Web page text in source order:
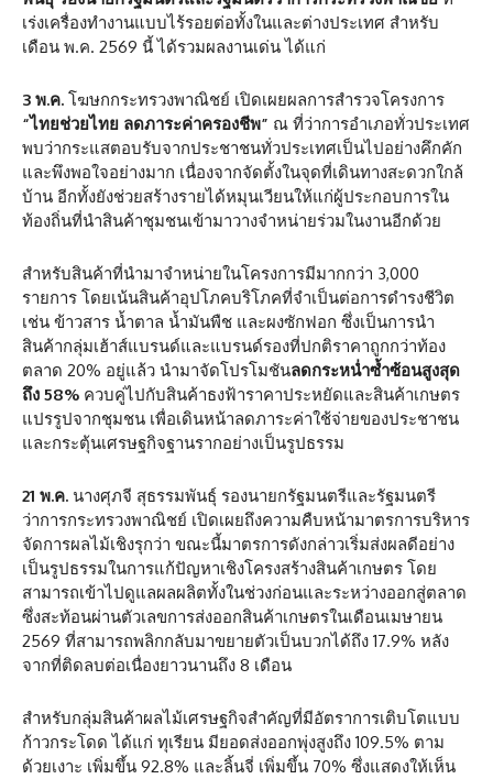
เร่งเครื่องทำงานแบบไร้รอยต่อทั้งในและต่างประเทศ สำหรับ
เดือน พ.ค. 2569 นี้ ได้รวมผลงานเด่น ได้แก่
3 พ.ค. โฆษกกระทรวงพาณิชย์ เปิดเผยผลการสำรวจโครงการ
“ไทยช่วยไทย ลดภาระค่าครองชีพ” ณ ที่ว่าการอำเภอทั่วประเทศ
พบว่ากระแสตอบรับจากประชาชนทั่วประเทศเป็นไปอย่างคึกคัก
และพึงพอใจอย่างมาก เนื่องจากจัดตั้งในจุดที่เดินทางสะดวกใกล้
บ้าน อีกทั้งยังช่วยสร้างรายได้หมุนเวียนให้แก่ผู้ประกอบการใน
ท้องถิ่นที่นำสินค้าชุมชนเข้ามาวางจำหน่ายร่วมในงานอีกด้วย
สำหรับสินค้าที่นำมาจำหน่ายในโครงการมีมากกว่า 3,000
รายการ โดยเน้นสินค้าอุปโภคบริโภคที่จำเป็นต่อการดำรงชีวิต
เช่น ข้าวสาร น้ำตาล น้ำมันพืช และผงซักฟอก ซึ่งเป็นการนำ
สินค้ากลุ่มเฮ้าส์แบรนด์และแบรนด์รองที่ปกติราคาถูกกว่าท้อง
ตลาด 20% อยู่แล้ว นำมาจัดโปรโมชันลดกระหน่ำซ้ำซ้อนสูงสุด
ถึง 58% ควบคู่ไปกับสินค้าธงฟ้าราคาประหยัดและสินค้าเกษตร
แปรรูปจากชุมชน เพื่อเดินหน้าลดภาระค่าใช้จ่ายของประชาชน
และกระตุ้นเศรษฐกิจฐานรากอย่างเป็นรูปธรรม
21 พ.ค. นางศุภจี สุธรรมพันธุ์ รองนายกรัฐมนตรีและรัฐมนตรี
ว่าการกระทรวงพาณิชย์ เปิดเผยถึงความคืบหน้ามาตรการบริหาร
จัดการผลไม้เชิงรุกว่า ขณะนี้มาตรการดังกล่าวเริ่มส่งผลดีอย่าง
เป็นรูปธรรมในการแก้ปัญหาเชิงโครงสร้างสินค้าเกษตร โดย
สามารถเข้าไปดูแลผลผลิตทั้งในช่วงก่อนและระหว่างออกสู่ตลาด
ซึ่งสะท้อนผ่านตัวเลขการส่งออกสินค้าเกษตรในเดือนเมษายน
2569 ที่สามารถพลิกกลับมาขยายตัวเป็นบวกได้ถึง 17.9% หลัง
จากที่ติดลบต่อเนื่องยาวนานถึง 8 เดือน
สำหรับกลุ่มสินค้าผลไม้เศรษฐกิจสำคัญที่มีอัตราการเติบโตแบบ
ก้าวกระโดด ได้แก่ ทุเรียน มียอดส่งออกพุ่งสูงถึง 109.5% ตาม
ด้วยเงาะ เพิ่มขึ้น 92.8% และลิ้นจี่ เพิ่มขึ้น 70% ซึ่งแสดงให้เห็น